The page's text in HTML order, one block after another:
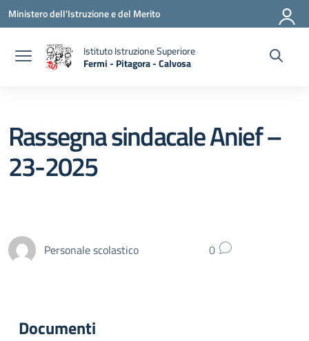
Vai ai contenuti
Vai al menu di navigazione
Vai al footer
Ministero dell'Istruzione e del Merito
Istituto Istruzione Superiore
Fermi - Pitagora - Calvosa
— Visita la pagina iniziale della scuola
Rassegna sindacale Anief –
23-2025
Personale scolastico 0
Documenti